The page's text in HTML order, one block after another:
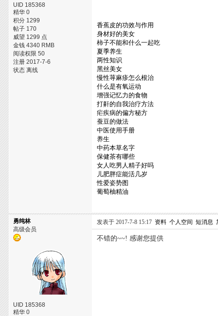
UID 185368
精华 0
积分 1299
帖子 170
威望 1299 点
金钱 4340 RMB
阅读权限 50
注册 2017-7-6
状态 离线
香蕉皮的功效与作用
身材好的美女
柿子不能和什么一起吃
夏季养生
两性知识
黑丝美女
慢性荨麻疹怎么根治
什么是有氧运动
增强记忆力的食物
打鼾的自我治疗方法
疟疾病的偏方秘方
蚕豆的做法
中医使用手册
养生
中药本草名字
保健茶有哪些
女人吃男人精子好吗
儿肥胖症能活几岁
性爱姿势图
葡萄柚精油
勇纯林
高级会员
UID 185368
精华 0
发表于 2017-7-8 15:17 资料 个人空间 短消息
不错的~~! 感谢您提供